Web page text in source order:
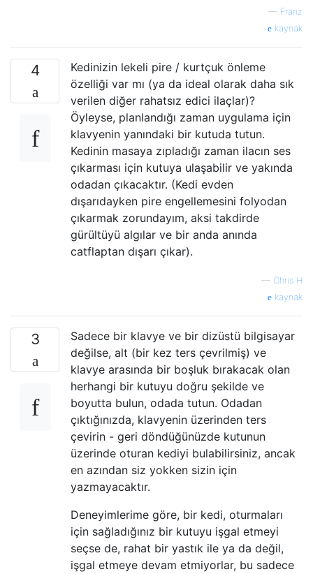
— Franz
kaynak
4
Kedinizin lekeli pire / kurtçuk önleme
özelliği var mı (ya da ideal olarak daha sık
verilen diğer rahatsız edici ilaçlar)?
Öyleyse, planlandığı zaman uygulama için
klavyenin yanındaki bir kutuda tutun.
Kedinin masaya zıpladığı zaman ilacın ses
çıkarması için kutuya ulaşabilir ve yakında
odadan çıkacaktır. (Kedi evden
dışarıdayken pire engellemesini folyodan
çıkarmak zorundayım, aksi takdirde
gürültüyü algılar ve bir anda anında
catflaptan dışarı çıkar).
— Chris H
kaynak
3
Sadece bir klavye ve bir dizüstü bilgisayar
değilse, alt (bir kez ters çevrilmiş) ve
klavye arasında bir boşluk bırakacak olan
herhangi bir kutuyu doğru şekilde ve
boyutta bulun, odada tutun. Odadan
çıktığınızda, klavyenin üzerinden ters
çevirin - geri döndüğünüzde kutunun
üzerinde oturan kediyi bulabilirsiniz, ancak
en azından siz yokken sizin için
yazmayacaktır.
Deneyimlerime göre, bir kedi, oturmaları
için sağladığınız bir kutuyu işgal etmeyi
seçse de, rahat bir yastık ile ya da değil,
işgal etmeye devam etmiyorlar, bu sadece